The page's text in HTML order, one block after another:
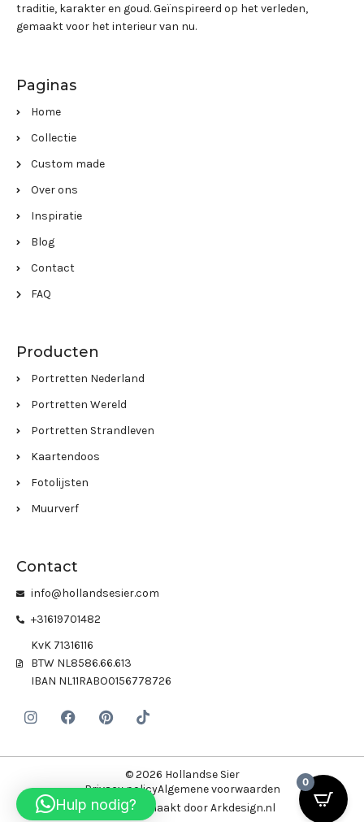
traditie, karakter en goud. Geïnspireerd op het verleden,
gemaakt voor het interieur van nu.
Paginas
Home
Collectie
Custom made
Over ons
Inspiratie
Blog
Contact
FAQ
Producten
Portretten Nederland
Portretten Wereld
Portretten Strandleven
Kaartendoos
Fotolijsten
Muurverf
Contact
info@hollandsesier.com
+31619701482
KvK 71316116
BTW NL8586.66.613
IBAN NL11RABO0156778726
© 2026 Hollandse Sier
Privacy policyAlgemene voorwaarden
Website gemaakt door Arkdesign.nl
0
Hulp nodig?